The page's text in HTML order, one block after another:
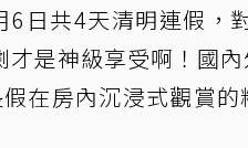
日共4天清明連假，
是神級享受啊！國
在房內沉浸式觀賞